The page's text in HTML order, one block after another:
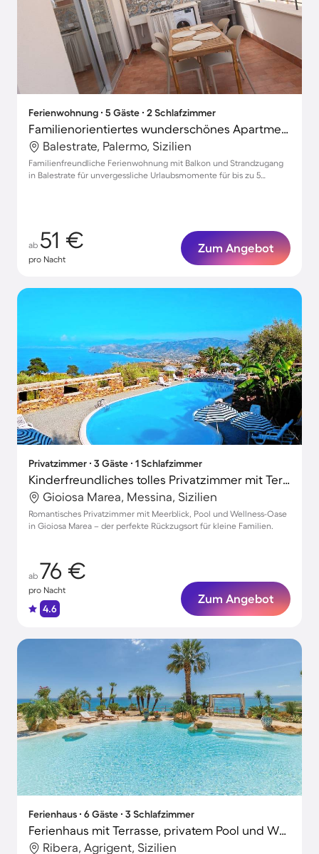
Ferienwohnung ∙ 5 Gäste ∙ 2 Schlafzimmer
Familienorientiertes wunderschönes Apartment | Stadtblick
Balestrate, Palermo, Sizilien
Familienfreundliche Ferienwohnung mit Balkon und Strandzugang
in Balestrate für unvergessliche Urlaubsmomente für bis zu 5
ab 51 €
pro Nacht
Zum Angebot
Privatzimmer ∙ 3 Gäste ∙ 1 Schlafzimmer
Kinderfreundliches tolles Privatzimmer mit Terrasse, Whirlpool und Pool | Meerblick | Haustierfreundlich
Gioiosa Marea, Messina, Sizilien
Romantisches Privatzimmer mit Meerblick, Pool und Wellness-Oase
in Gioiosa Marea – der perfekte Rückzugsort für kleine Familien.
ab 76 €
pro Nacht
4.6
Zum Angebot
Ferienhaus ∙ 6 Gäste ∙ 3 Schlafzimmer
Ferienhaus mit Terrasse, privatem Pool und Whirlpool | Strandblick
Ribera, Agrigent, Sizilien